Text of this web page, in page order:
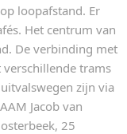
loopafstand. Er
Het centrum van
De verbinding met
trams
zijn via
Jacob van
25